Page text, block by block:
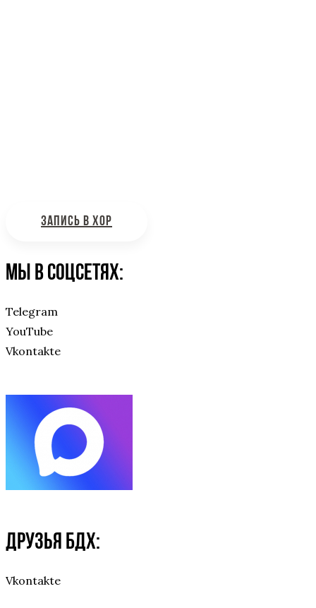
ЗАПИСЬ В ХОР
Мы в соцсетях:
Telegram
YouTube
Vkontakte
Друзья БДХ:
Vkontakte